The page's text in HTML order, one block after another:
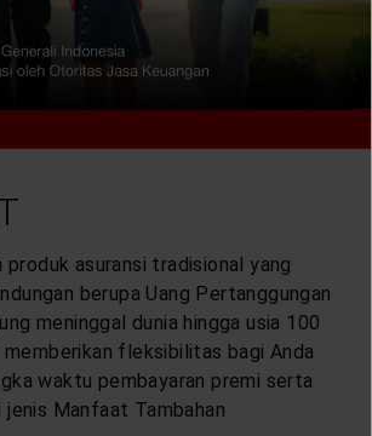
produk asuransi tradisional yang
berupa Uang Pertanggungan
meninggal dunia hingga usia 100
memberikan fleksibilitas bagi Anda
waktu pembayaran premi serta
jenis Manfaat Tambahan